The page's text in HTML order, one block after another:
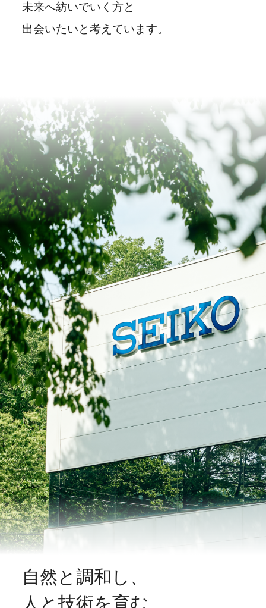
未来へ紡いでいく方と
出会いたいと考えています。
自然と調和し、
人と技術を育む